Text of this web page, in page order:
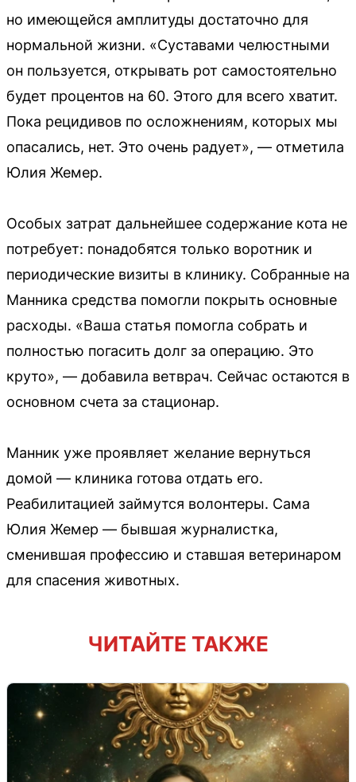
но имеющейся амплитуды достаточно для
нормальной жизни. «Суставами челюстными
он пользуется, открывать рот самостоятельно
будет процентов на 60. Этого для всего хватит.
Пока рецидивов по осложнениям, которых мы
опасались, нет. Это очень радует», — отметила
Юлия Жемер.
Особых затрат дальнейшее содержание кота не
потребует: понадобятся только воротник и
периодические визиты в клинику. Собранные на
Манника средства помогли покрыть основные
расходы. «Ваша статья помогла собрать и
полностью погасить долг за операцию. Это
круто», — добавила ветврач. Сейчас остаются в
основном счета за стационар.
Манник уже проявляет желание вернуться
домой — клиника готова отдать его.
Реабилитацией займутся волонтеры. Сама
Юлия Жемер — бывшая журналистка,
сменившая профессию и ставшая ветеринаром
для спасения животных.
ЧИТАЙТЕ ТАКЖЕ